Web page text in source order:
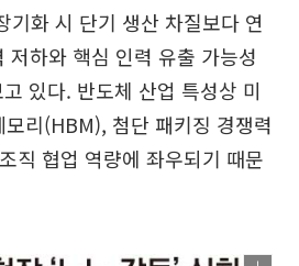
기화 시 단기 생산 차질보다 연
저하와 핵심 인력 유출 가능성
있다. 반도체 산업 특성상 미
리(HBM), 첨단 패키징 경쟁력
직 협업 역량에 좌우되기 때문